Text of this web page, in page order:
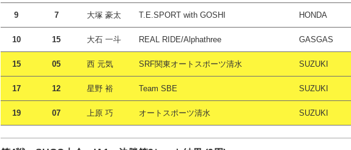
9 7 大塚 豪太 T.E.SPORT with GOSHI HONDA
10 15 大石 一斗 REAL RIDE/Alphathree GASGAS
15 05 西 元気 SRF関東オートスポーツ清水 SUZUKI
17 12 星野 裕 Team SBE SUZUKI
19 07 上原 巧 オートスポーツ清水 SUZUKI